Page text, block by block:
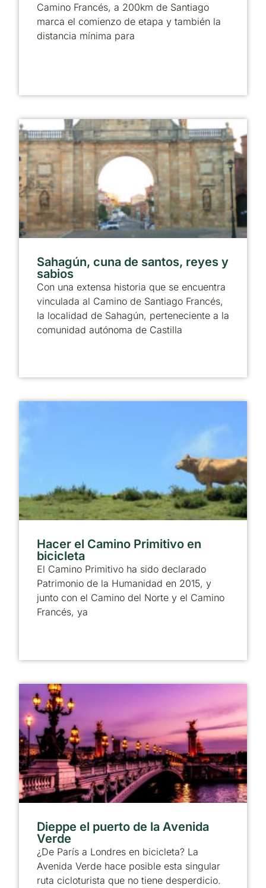
Camino Francés, a 200km de Santiago
marca el comienzo de etapa y también la
distancia mínima para
Sahagún, cuna de santos, reyes y
sabios
Con una extensa historia que se encuentra
vinculada al Camino de Santiago Francés,
la localidad de Sahagún, perteneciente a la
comunidad autónoma de Castilla
Hacer el Camino Primitivo en
bicicleta
El Camino Primitivo ha sido declarado
Patrimonio de la Humanidad en 2015, y
junto con el Camino del Norte y el Camino
Francés, ya
Dieppe el puerto de la Avenida
Verde
¿De París a Londres en bicicleta? La
Avenida Verde hace posible esta singular
ruta cicloturista que no tiene desperdicio.